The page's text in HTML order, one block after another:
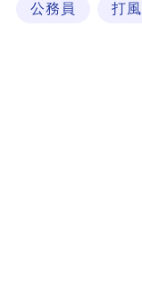
場
公務員 打風